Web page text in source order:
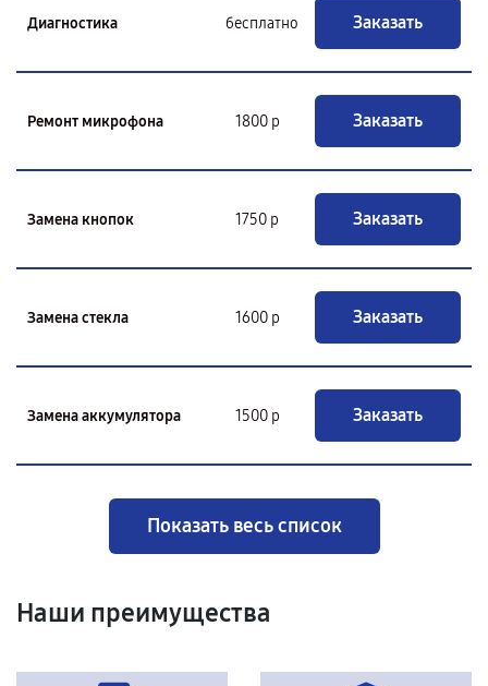
Диагностика бесплатно Заказать
Ремонт микрофона 1800 р Заказать
Замена кнопок 1750 р Заказать
Замена стекла 1600 р Заказать
Замена аккумулятора 1500 р Заказать
Показать весь список
Наши преимущества